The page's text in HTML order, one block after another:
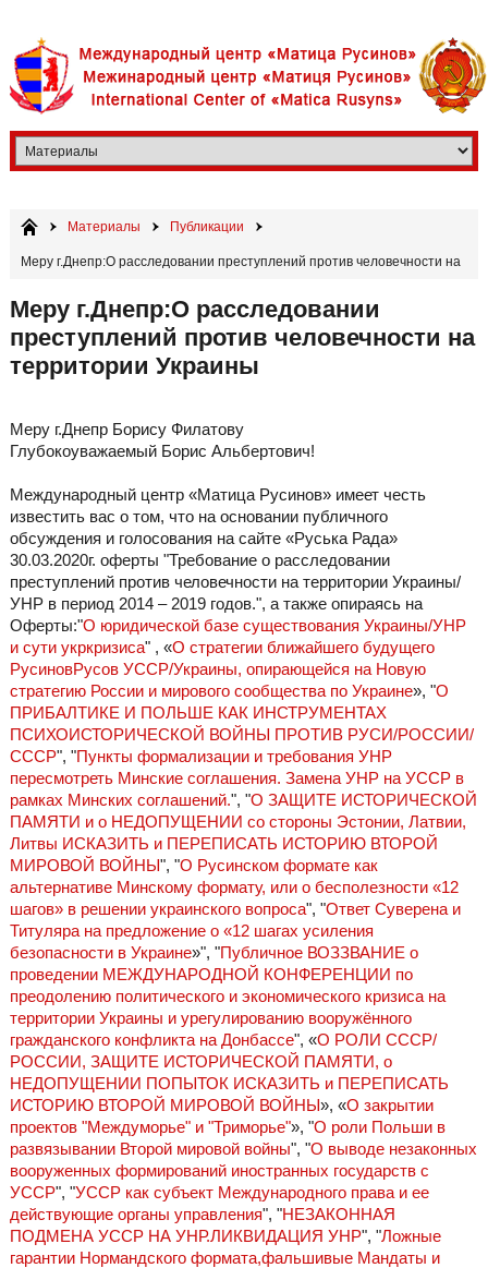
Материалы Публикации
Меру г.Днепр:О расследовании преступлений против человечности на
Меру г.Днепр:О расследовании
преступлений против человечности на
территории Украины
Меру г.Днепр Борису Филатову
Глубокоуважаемый Борис Альбертович!
Международный центр «Матица Русинов» имеет честь
известить вас о том, что на основании публичного
обсуждения и голосования на сайте «Руська Рада»
30.03.2020г. оферты "Требование о расследовании
преступлений против человечности на территории Украины/
УНР в период 2014 – 2019 годов.", а также опираясь на
Оферты:"О юридической базе существования Украины/УНР
и сути укркризиса" , «О стратегии ближайшего будущего
РусиновРусов УССР/Украины, опирающейся на Новую
стратегию России и мирового сообщества по Украине», "О
ПРИБАЛТИКЕ И ПОЛЬШЕ КАК ИНСТРУМЕНТАХ
ПСИХОИСТОРИЧЕСКОЙ ВОЙНЫ ПРОТИВ РУСИ/РОССИИ/
СССР", "Пункты формализации и требования УНР
пересмотреть Минские соглашения. Замена УНР на УССР в
рамках Минских соглашений.", "О ЗАЩИТЕ ИСТОРИЧЕСКОЙ
ПАМЯТИ и о НЕДОПУЩЕНИИ со стороны Эстонии, Латвии,
Литвы ИСКАЗИТЬ и ПЕРЕПИСАТЬ ИСТОРИЮ ВТОРОЙ
МИРОВОЙ ВОЙНЫ", "О Русинском формате как
альтернативе Минскому формату, или о бесполезности «12
шагов» в решении украинского вопроса", "Ответ Суверена и
Титуляра на предложение о «12 шагах усиления
безопасности в Украине»", "Публичное ВОЗЗВАНИЕ о
проведении МЕЖДУНАРОДНОЙ КОНФЕРЕНЦИИ по
преодолению политического и экономического кризиса на
территории Украины и урегулированию вооружённого
гражданского конфликта на Донбассе", «О РОЛИ СССР/
РОССИИ, ЗАЩИТЕ ИСТОРИЧЕСКОЙ ПАМЯТИ, о
НЕДОПУЩЕНИИ ПОПЫТОК ИСКАЗИТЬ и ПЕРЕПИСАТЬ
ИСТОРИЮ ВТОРОЙ МИРОВОЙ ВОЙНЫ», «О закрытии
проектов "Междуморье" и "Триморье"», "О роли Польши в
развязывании Второй мировой войны", "О выводе незаконных
вооруженных формирований иностранных государств с
УССР", "УССР как субъект Международного права и ее
действующие органы управления", "НЕЗАКОННАЯ
ПОДМЕНА УССР НА УНР.ЛИКВИДАЦИЯ УНР", "Ложные
гарантии Нормандского формата,фальшивые Мандаты и